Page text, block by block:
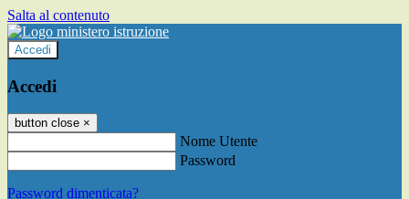
Salta al contenuto
Accedi
Accedi
button close ×
Nome Utente
Password
Password dimenticata?